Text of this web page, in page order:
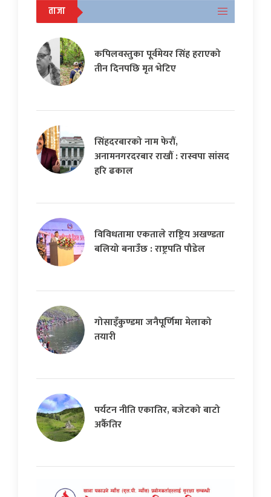
ताजा
कपिलवस्तुका पूर्वमेयर सिंह हराएको
तीन दिनपछि मृत भेटिए
सिंहदरबारको नाम फेरौं,
अनामनगरदरबार राखौं : रास्वपा सांसद
हरि ढकाल
विविधतामा एकताले राष्ट्रिय अखण्डता
बलियो बनाउँछ : राष्ट्रपति पौडेल
गोसाइँकुण्डमा जनैपूर्णिमा मेलाको
तयारी
पर्यटन नीति एकातिर, बजेटको बाटो
अर्कैतिर